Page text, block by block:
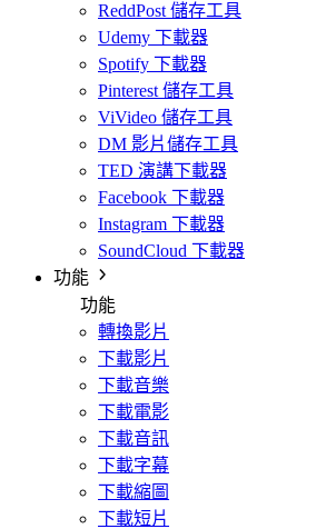
ReddPost 儲存工具
Udemy 下載器
Spotify 下載器
Pinterest 儲存工具
ViVideo 儲存工具
DM 影片儲存工具
TED 演講下載器
Facebook 下載器
Instagram 下載器
SoundCloud 下載器
功能
功能
轉換影片
下載影片
下載音樂
下載電影
下載音訊
下載字幕
下載縮圖
下載短片